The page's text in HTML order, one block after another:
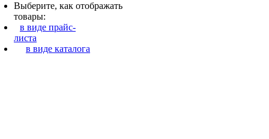
Выберите, как отображать
товары:
в виде прайс-
листа
в виде каталога